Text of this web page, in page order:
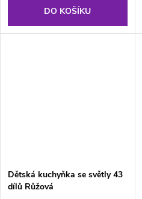
DO KOŠÍKU
Dětská kuchyňka se světly 43
dílů Růžová